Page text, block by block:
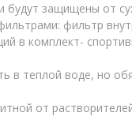
будут защищены от
фильтр
в комплект-
в теплой воде, но
от